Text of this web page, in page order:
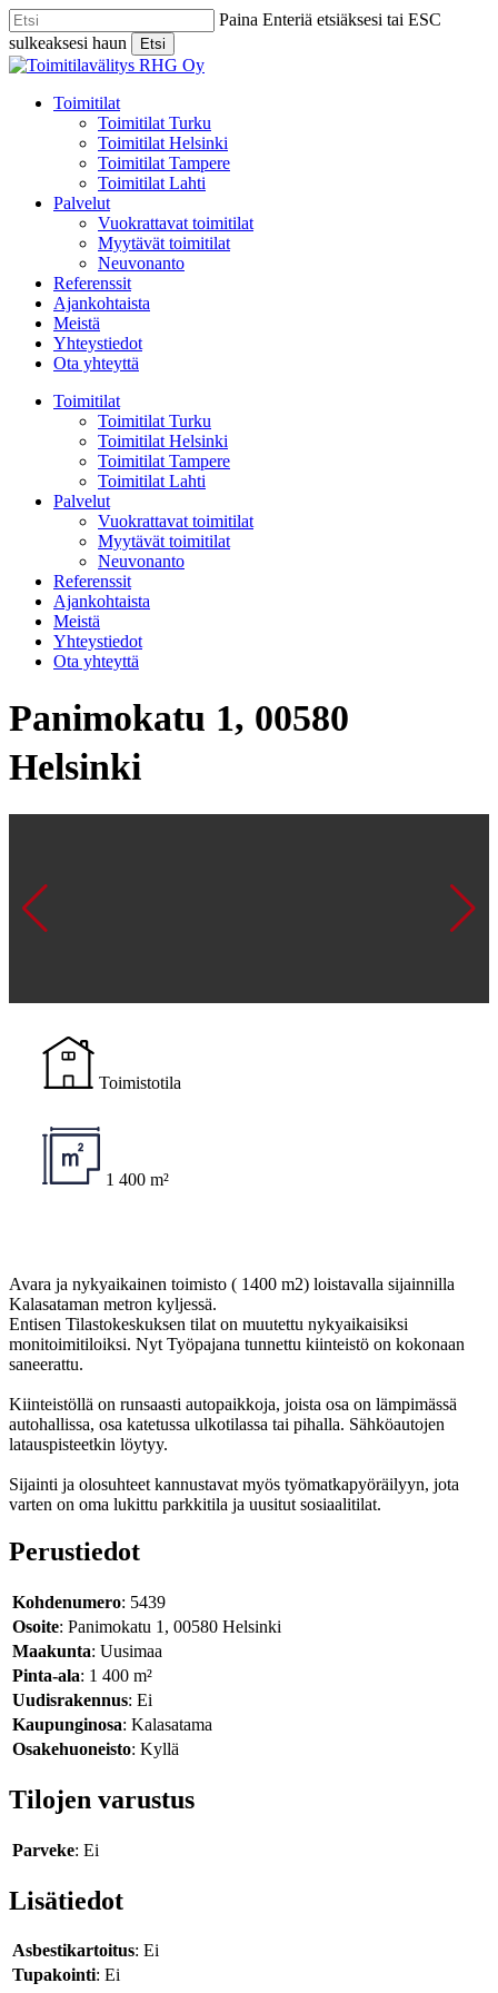
Skip
to
main
content
Paina Enteriä etsiäksesi tai ESC
sulkeaksesi haun
Etsi
Close
Menu
Toimitilat
Toimitilat Turku
Toimitilat Helsinki
Toimitilat Tampere
Toimitilat Lahti
Palvelut
Vuokrattavat toimitilat
Myytävät toimitilat
Neuvonanto
Referenssit
Ajankohtaista
Meistä
Yhteystiedot
Ota yhteyttä
Toimitilat
Toimitilat Turku
Toimitilat Helsinki
Toimitilat Tampere
Toimitilat Lahti
Palvelut
Vuokrattavat toimitilat
Myytävät toimitilat
Neuvonanto
Referenssit
Ajankohtaista
Meistä
Yhteystiedot
Ota yhteyttä
Panimokatu 1, 00580
Helsinki
Toimistotila
1 400 m²
Avara ja nykyaikainen toimisto ( 1400 m2) loistavalla sijainnilla
Kalasataman metron kyljessä.
Entisen Tilastokeskuksen tilat on muutettu nykyaikaisiksi
monitoimitiloiksi. Nyt Työpajana tunnettu kiinteistö on kokonaan
saneerattu.
Kiinteistöllä on runsaasti autopaikkoja, joista osa on lämpimässä
autohallissa, osa katetussa ulkotilassa tai pihalla. Sähköautojen
latauspisteetkin löytyy.
Sijainti ja olosuhteet kannustavat myös työmatkapyöräilyyn, jota
varten on oma lukittu parkkitila ja uusitut sosiaalitilat.
Perustiedot
Kohdenumero: 5439
Osoite: Panimokatu 1, 00580 Helsinki
Maakunta: Uusimaa
Pinta-ala: 1 400 m²
Uudisrakennus: Ei
Kaupunginosa: Kalasatama
Osakehuoneisto: Kyllä
Tilojen varustus
Parveke: Ei
Lisätiedot
Asbestikartoitus: Ei
Tupakointi: Ei